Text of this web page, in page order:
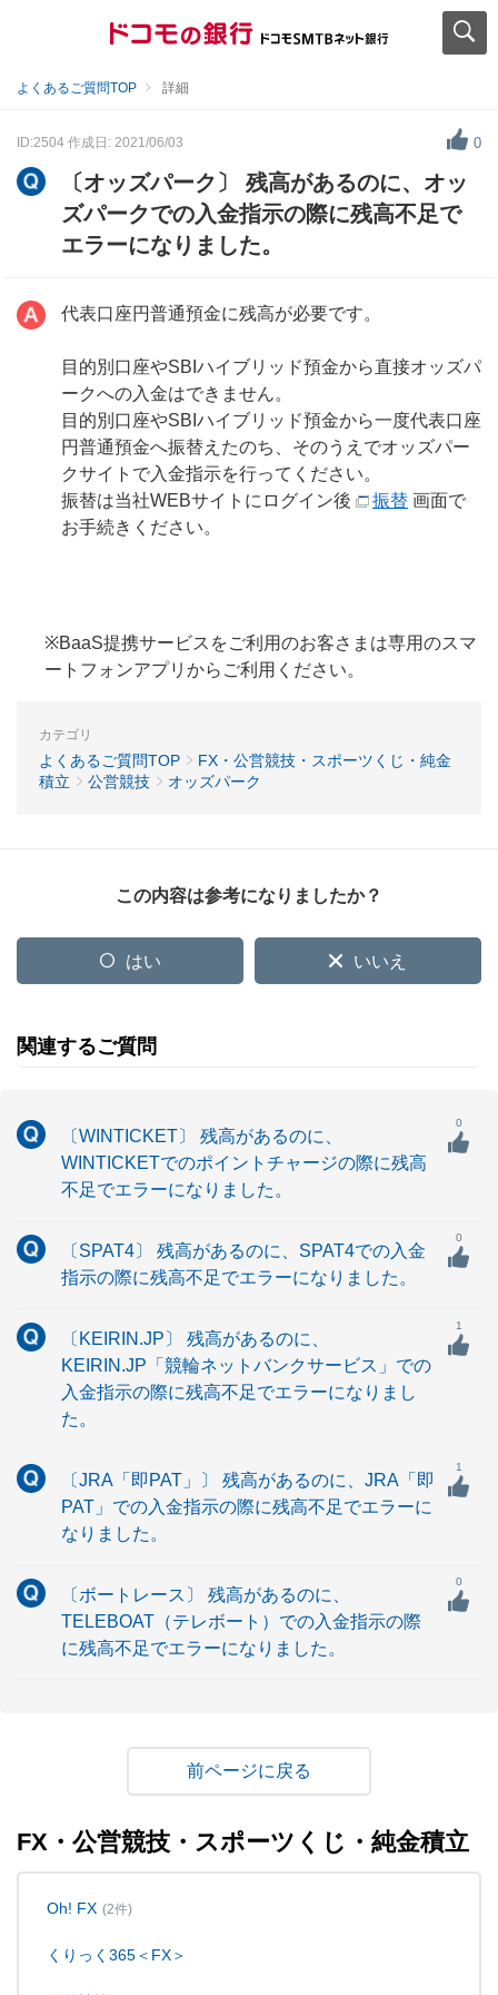
よくあるご質問TOP 詳細
ID:2504 作成日: 2021/06/03 0
〔オッズパーク〕 残高があるのに、オッ
ズパークでの入金指示の際に残高不足で
エラーになりました。
代表口座円普通預金に残高が必要です。
目的別口座やSBIハイブリッド預金から直接オッズパ
ークへの入金はできません。
目的別口座やSBIハイブリッド預金から一度代表口座
円普通預金へ振替えたのち、そのうえでオッズパー
クサイトで入金指示を行ってください。
振替は当社WEBサイトにログイン後
振替 画面で
お手続きください。
※BaaS提携サービスをご利用のお客さまは専用のスマ
ートフォンアプリからご利用ください。
カテゴリ
よくあるご質問TOP
FX・公営競技・スポーツくじ・純金
積立
公営競技 オッズパーク
この内容は参考になりましたか？
はい いいえ
関連するご質問
〔WINTICKET〕 残高があるのに、
WINTICKETでのポイントチャージの際に残高
不足でエラーになりました。
0
〔SPAT4〕 残高があるのに、SPAT4での入金
指示の際に残高不足でエラーになりました。
0
〔KEIRIN.JP〕 残高があるのに、
KEIRIN.JP「競輪ネットバンクサービス」での
入金指示の際に残高不足でエラーになりまし
た。
1
〔JRA「即PAT」〕 残高があるのに、JRA「即
PAT」での入金指示の際に残高不足でエラーに
なりました。
1
〔ボートレース〕 残高があるのに、
TELEBOAT（テレボート）での入金指示の際
に残高不足でエラーになりました。
0
戻る
FX・公営競技・スポーツくじ・純金積立
Oh! FX (2件)
くりっく365＜FX＞